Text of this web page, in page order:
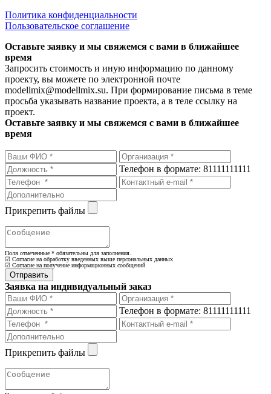
Политика конфиденциальности
Пользовательское соглашение
Оставьте заявку и мы свяжемся с вами в ближайшее
время
Запросить стоимость и иную информацию по данному
проекту, вы можете по электронной почте
modellmix@modellmix.su. При формирование письма в теме
просьба указывать название проекта, а в теле ссылку на
проект.
Оставьте заявку и мы свяжемся с вами в ближайшее
время
Телефон в формате: 81111111111
Прикрепить файлы
Поля отмеченные * обязательны для заполнения.
☑ Согласие на обработку введенных выше персональных данных
☑ Согласие на получение информационных сообщений
Заявка на индивидуальный заказ
Телефон в формате: 81111111111
Прикрепить файлы